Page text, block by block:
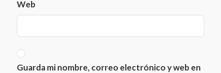
Web
Guarda mi nombre, correo electrónico y web en